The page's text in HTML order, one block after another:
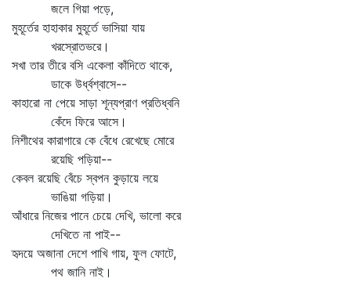
জলে গিয়া পড়ে,
মুহূর্তের হাহাকার মুহূর্তে ভাসিয়া যায়
খরস্রোতভরে।
সখা তার তীরে বসি একেলা কাঁদিতে থাকে,
ডাকে উর্ধ্বশ্বাসে--
কাহারো না পেয়ে সাড়া শূন্যপ্রাণ প্রতিধ্বনি
কেঁদে ফিরে আসে।
নিশীথের কারাগারে কে বেঁধে রেখেছে মোরে
রয়েছি পড়িয়া--
কেবল রয়েছি বেঁচে স্বপন কুড়ায়ে লয়ে
ভাঙিয়া গড়িয়া।
আঁধারে নিজের পানে চেয়ে দেখি, ভালো করে
দেখিতে না পাই--
হৃদয়ে অজানা দেশে পাখি গায়, ফুল ফোটে,
পথ জানি নাই।